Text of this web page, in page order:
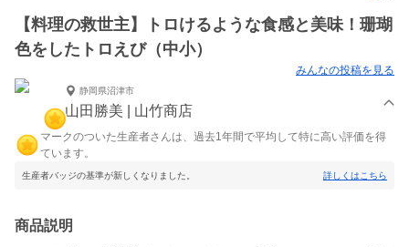
【料理の救世主】トロけるような食感と美味！珊瑚
色をしたトロえび（中小）
みんなの投稿を見る
静岡県沼津市
山田勝美 | 山竹商店
マークのついた生産者さんは、過去1年間で平均して特に高い評価を得
ています。
生産者バッジの基準が新しくなりました。 詳しくはこちら
商品説明